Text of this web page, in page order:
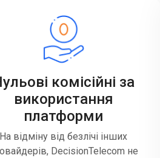
комісійні за
використання
платформи
На відміну від безлічі інших
DecisionTelecom не